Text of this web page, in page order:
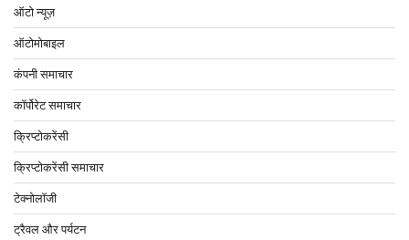
ऑटो न्यूज़
ऑटोमोबाइल
कंपनी समाचार
कॉर्पोरेट समाचार
क्रिप्टोकरेंसी
क्रिप्टोकरेंसी समाचार
टेक्नोलॉजी
ट्रैवल और पर्यटन